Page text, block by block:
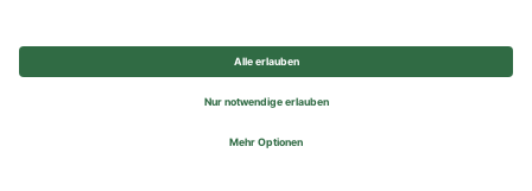
© 2026 REWE Group - All rights reserved